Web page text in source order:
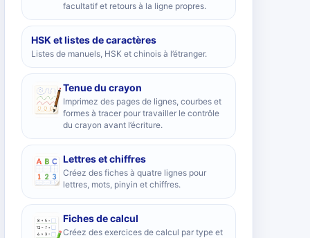
facultatif et retours à la ligne propres.
HSK et listes de caractères
Listes de manuels, HSK et chinois à l’étranger.
Tenue du crayon
Imprimez des pages de lignes, courbes et
formes à tracer pour travailler le contrôle
du crayon avant l’écriture.
Lettres et chiffres
Créez des fiches à quatre lignes pour
lettres, mots, pinyin et chiffres.
Fiches de calcul
Créez des exercices de calcul par type et